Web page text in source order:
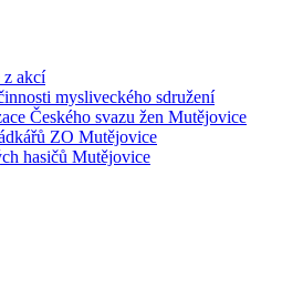
z akcí
mysliveckého sdružení
Českého svazu žen Mutějovice
ZO Mutějovice
hasičů Mutějovice